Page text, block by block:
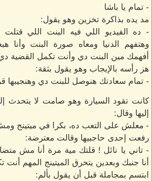
- تمام يا باشا
مد يده بذاكرة تخزين وهو يقول:
- ده الفيديو اللي فيه البنت اللي
وهتفهم الدنيا ومعاه صورة البنت وأنا
أفهمك مين البنت دي وأنت تكمل القضية
هز رأسه بالإيجاب وهو يقول بثقة:
- تمام سعادتك هنوصل للبنت دي وهنجيبها
كانت تقود السيارة وهو صامت لا يتحدث
إليها وقال:
- معلش على التعب ده، بكرا في ميتينج
رفعت إحدى حاجبيها وقالت معترضة:
- تاني يا نائل ! قلتك مية مرة أنا مش
أنا جنبك وبعدين يتحرق الميتينج المهم
ابتسم بمجاملة قبل أن يقول بألم: